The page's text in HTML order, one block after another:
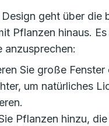
geht über die
Pflanzen hinaus.
anzusprechen:
Sie große Fenster
um natürliches
Pflanzen hinzu,